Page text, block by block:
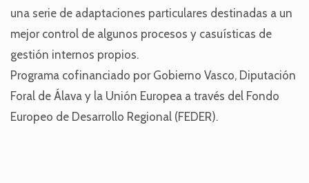
una serie de adaptaciones particulares destinadas a un
mejor control de algunos procesos y casuísticas de
gestión internos propios.
Programa cofinanciado por Gobierno Vasco, Diputación
Foral de Álava y la Unión Europea a través del Fondo
Europeo de Desarrollo Regional (FEDER).